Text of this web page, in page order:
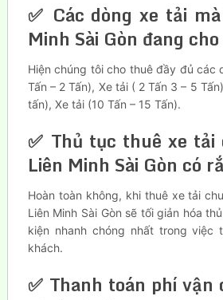
✅ Các dòng xe tải
Minh Sài Gòn đang
Hiện chúng tôi cho thuê đầy đủ các
Tấn – 2 Tấn), Xe tải ( 2 Tấn 3 – 5
tấn), Xe tải (10 Tấn – 15 Tấn).
✅ Thủ tục thuê xe tải
Liên Minh Sài Gòn có
Hoàn toàn không, khi thuê xe tải
Liên Minh Sài Gòn sẽ tối giản hóa
kiện nhanh chóng nhất trong việc
khách.
✅ Thanh toán phí vận